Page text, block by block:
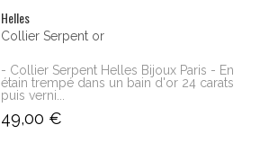
Helles
Collier Serpent or
- Collier Serpent Helles Bijoux Paris - En
étain trempé dans un bain d'or 24 carats
puis verni...
49,00 €